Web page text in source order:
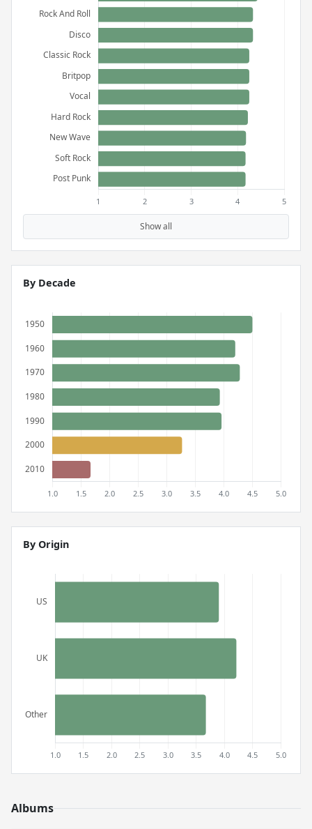
Show all
By Decade
By Origin
Albums